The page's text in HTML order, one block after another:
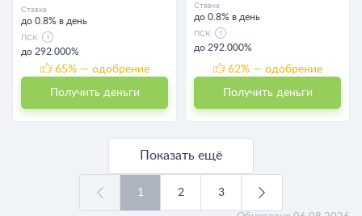
Ставка
до 0.8% в день
ПСК
до 292.000%
65% — одобрение
Получить деньги
Ставка
до 0.8% в день
ПСК
до 292.000%
62% — одобрение
Получить деньги
Показать ещё
1 2 3